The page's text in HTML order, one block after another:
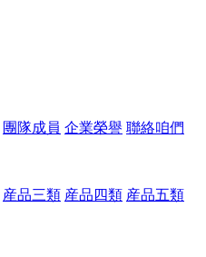
團隊成員 企業榮譽 聯絡咱們
産品三類 産品四類 産品五類